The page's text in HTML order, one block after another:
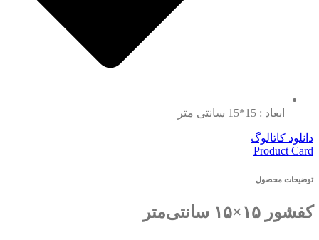
ابعاد : 15*15 سانتی متر
دانلود کاتالوگ
Product Card
توضیحات محصول
کفشور ۱۵×۱۵ سانتی‌متر